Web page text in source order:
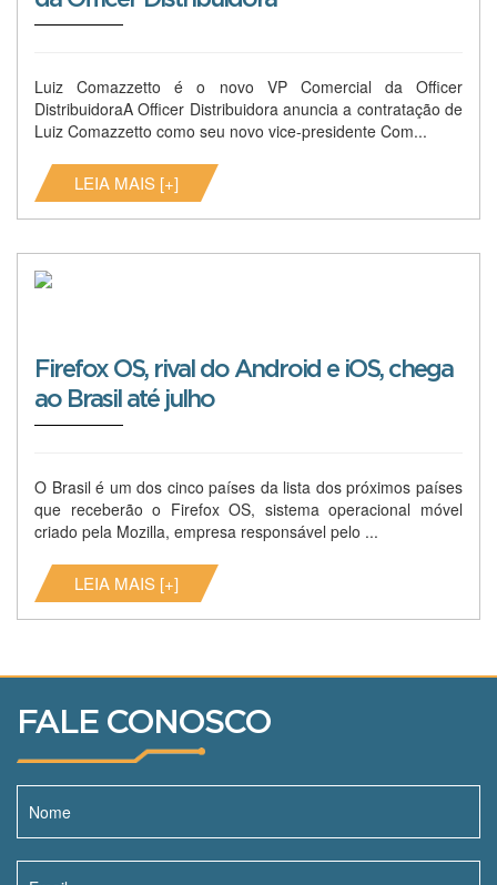
Luiz Comazzetto é o novo VP Comercial da Officer
DistribuidoraA Officer Distribuidora anuncia a contratação de
Luiz Comazzetto como seu novo vice-presidente Com...
LEIA MAIS [+]
Firefox OS, rival do Android e iOS, chega
ao Brasil até julho
O Brasil é um dos cinco países da lista dos próximos países
que receberão o Firefox OS, sistema operacional móvel
criado pela Mozilla, empresa responsável pelo ...
LEIA MAIS [+]
FALE CONOSCO